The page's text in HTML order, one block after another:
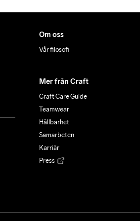
Om oss
Vår filosofi
Mer från Craft
Craft Care Guide
Teamwear
Hållbarhet
Samarbeten
Karriär
Press